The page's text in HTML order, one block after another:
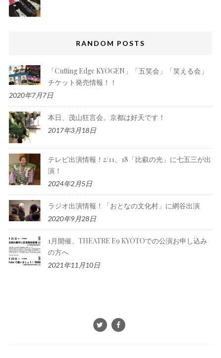
RANDOM POSTS
「Cutting Edge KYOGEN」「五笑会」「笑える会」
チケット発売情報！！
2020年7月7日
本日、茂山狂言会。京都は好天です！
2017年3月18日
テレビ出演情報！2/11、18「比叡の光」に七五三が出
演！
2024年2月5日
ラジオ出演情報！「おとなの文化村」に網谷出演
2020年9月28日
1月開催、THEATRE E9 KYOTOでの公演お申し込み
の方へ
2021年11月10日